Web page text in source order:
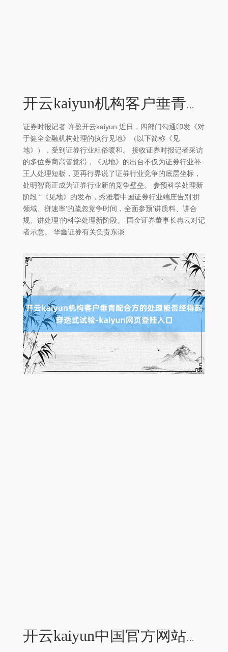
开云kaiyun机构客户垂青配合方的处理能否经得起穿透式试验-kaiyun网页登陆入口
证券时报记者 许盈开云kaiyun 近日，四部门勾通印发《对
于健全金融机构处理的执行见地》（以下简称《见
地》），受到证券行业粗俗暖和。 接收证券时报记者采访
的多位券商高管觉得，《见地》的出台不仅为证券行业补
王人处理短板，更再行界说了证券行业竞争的底层坐标，
处明智商正成为证券行业新的竞争壁垒。 参预科学处理新
阶段 “《见地》的发布，秀雅着中国证券行业端庄告别‘拼
领域、拼速率’的疏忽竞争时间，全面参预‘讲质料、讲合
规、讲处理’的科学处理新阶段。”国金证券董事长冉云对记
者示意。 华鑫证券有关负责东谈
开云kaiyun中国官方网站撑抓把柄系统时间自动退换视觉遵循-kaiyun网页登陆入口